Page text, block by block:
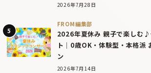
2026年7月28日
FROM編集部
2026年夏休み 親子で楽しむ♪
ト｜0歳OK・体験型・本格派
ン
2026年7月14日